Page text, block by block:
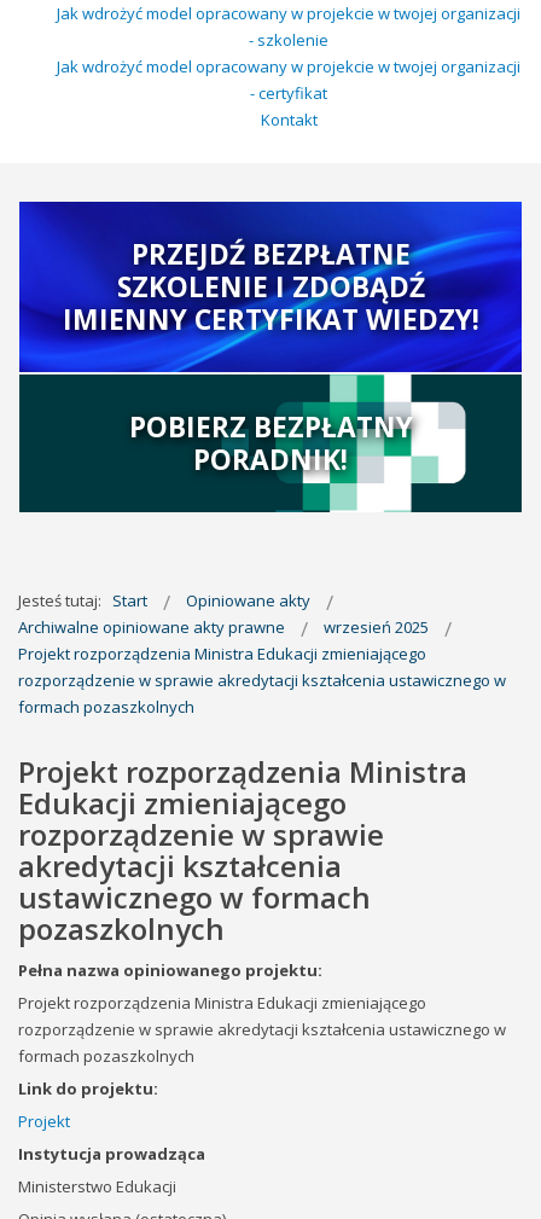
Jak wdrożyć model opracowany w projekcie w twojej organizacji
- szkolenie
Jak wdrożyć model opracowany w projekcie w twojej organizacji
- certyfikat
Kontakt
PRZEJDŹ BEZPŁATNE
SZKOLENIE I ZDOBĄDŹ
IMIENNY CERTYFIKAT WIEDZY!
POBIERZ BEZPŁATNY
PORADNIK!
Jesteś tutaj: Start
Opiniowane akty
Archiwalne opiniowane akty prawne
wrzesień 2025
Projekt rozporządzenia Ministra Edukacji zmieniającego
rozporządzenie w sprawie akredytacji kształcenia ustawicznego w
formach pozaszkolnych
Projekt rozporządzenia Ministra
Edukacji zmieniającego
rozporządzenie w sprawie
akredytacji kształcenia
ustawicznego w formach
pozaszkolnych
Pełna nazwa opiniowanego projektu:
Projekt rozporządzenia Ministra Edukacji zmieniającego
rozporządzenie w sprawie akredytacji kształcenia ustawicznego w
formach pozaszkolnych
Link do projektu:
Projekt
Instytucja prowadząca
Ministerstwo Edukacji